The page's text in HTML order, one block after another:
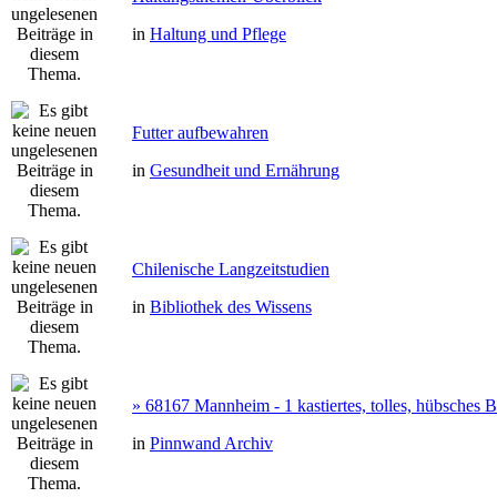
in Haltung und Pflege
Futter aufbewahren
in Gesundheit und Ernährung
Chilenische Langzeitstudien
in Bibliothek des Wissens
» 68167 Mannheim - 1 kastiertes, tolles, hübsches
in Pinnwand Archiv